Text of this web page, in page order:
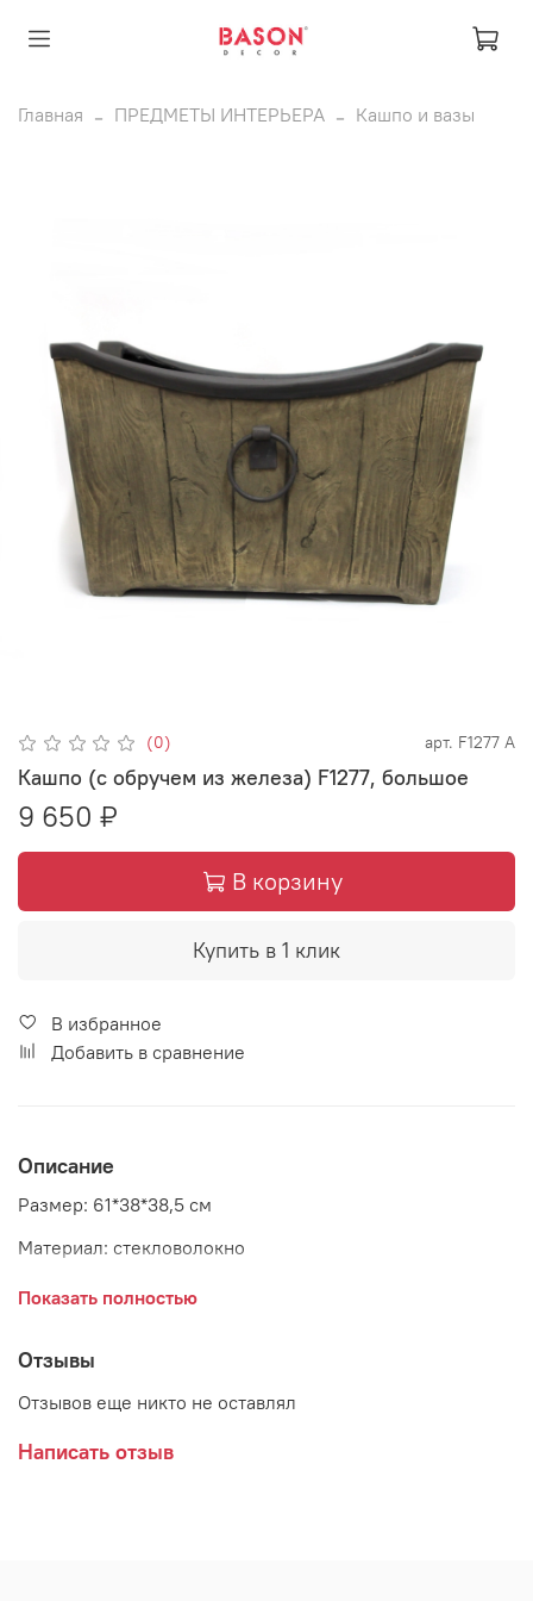
Главная ПРЕДМЕТЫ ИНТЕРЬЕРА Кашпо и вазы
(0) арт. F1277 А
Кашпо (с обручем из железа) F1277, большое
9 650 ₽
В корзину
Купить в 1 клик
В избранное
Добавить в сравнение
Описание
Размер: 61*38*38,5 см
Материал: стекловолокно
Страна: Китай
Показать полностью
Отзывы
Отзывов еще никто не оставлял
Написать отзыв